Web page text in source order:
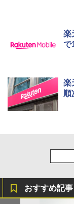
楽
で
楽
順
おすすめ記事